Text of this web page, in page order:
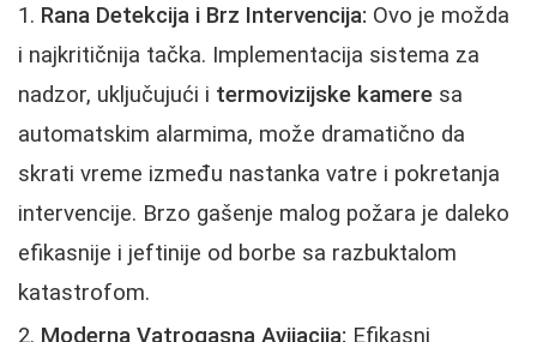
Rana Detekcija i Brz Intervencija: Ovo je možda
i najkritičnija tačka. Implementacija sistema za
nadzor, uključujući i termovizijske kamere sa
automatskim alarmima, može dramatično da
skrati vreme između nastanka vatre i pokretanja
intervencije. Brzo gašenje malog požara je daleko
efikasnije i jeftinije od borbe sa razbuktalom
katastrofom.
Moderna Vatrogasna Avijacija: Efikasni